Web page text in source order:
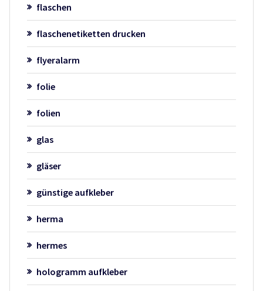
flaschen
flaschenetiketten drucken
flyeralarm
folie
folien
glas
gläser
günstige aufkleber
herma
hermes
hologramm aufkleber